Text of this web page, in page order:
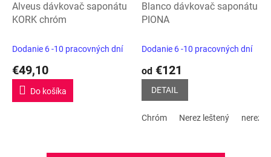
Alveus dávkovač saponátu
KORK chróm
Dodanie 6 -10 pracovných dní
€49,10
Do košíka
Blanco dávkovač saponátu
PIONA
Dodanie 6 -10 pracovných dní
od €121
DETAIL
Chróm Nerez leštený nerez